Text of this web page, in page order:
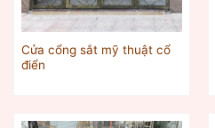
Cửa cổng sắt mỹ thuật cổ
điển